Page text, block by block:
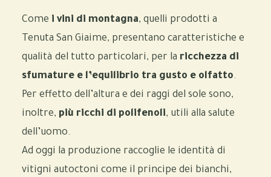
Come i vini di montagna, quelli prodotti a
Tenuta San Giaime, presentano caratteristiche e
qualità del tutto particolari, per la ricchezza di
sfumature e l’equilibrio tra gusto e olfatto.
Per effetto dell’altura e dei raggi del sole sono,
inoltre, più ricchi di polifenoli, utili alla salute
dell’uomo.
Ad oggi la produzione raccoglie le identità di
vitigni autoctoni come il principe dei bianchi,